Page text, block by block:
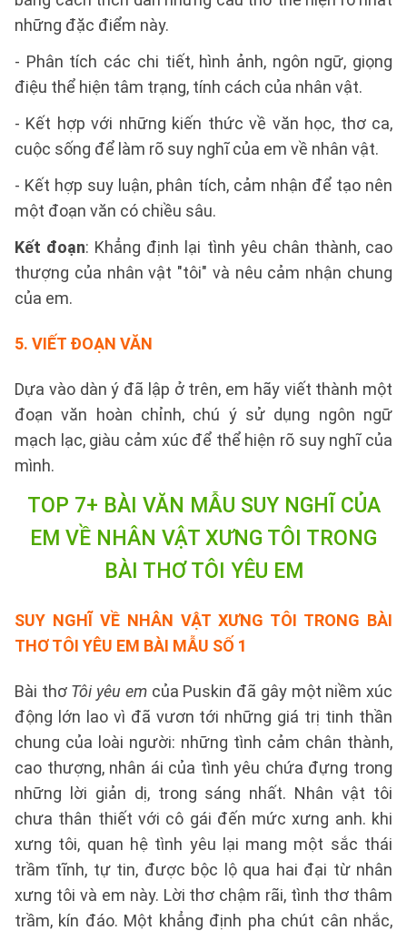
những đặc điểm này.
- Phân tích các chi tiết, hình ảnh, ngôn ngữ, giọng
điệu thể hiện tâm trạng, tính cách của nhân vật.
- Kết hợp với những kiến thức về văn học, thơ ca,
cuộc sống để làm rõ suy nghĩ của em về nhân vật.
- Kết hợp suy luận, phân tích, cảm nhận để tạo nên
một đoạn văn có chiều sâu.
Kết đoạn: Khẳng định lại tình yêu chân thành, cao
thượng của nhân vật "tôi" và nêu cảm nhận chung
của em.
5. VIẾT ĐOẠN VĂN
Dựa vào dàn ý đã lập ở trên, em hãy viết thành một
đoạn văn hoàn chỉnh, chú ý sử dụng ngôn ngữ
mạch lạc, giàu cảm xúc để thể hiện rõ suy nghĩ của
mình.
TOP 7+ BÀI VĂN MẪU SUY NGHĨ CỦA
EM VỀ NHÂN VẬT XƯNG TÔI TRONG
BÀI THƠ TÔI YÊU EM
SUY NGHĨ VỀ NHÂN VẬT XƯNG TÔI TRONG BÀI
THƠ TÔI YÊU EM BÀI MẪU SỐ 1
Bài thơ Tôi yêu emcủa Puskin đã gây một niềm xúc
động lớn lao vì đã vươn tới những giá trị tinh thần
chung của loài người: những tình cảm chân thành,
cao thượng, nhân ái của tình yêu chứa đựng trong
những lời giản dị, trong sáng nhất. Nhân vật tôi
chưa thân thiết với cô gái đến mức xưng anh. khi
xưng tôi, quan hệ tình yêu lại mang một sắc thái
trầm tĩnh, tự tin, được bộc lộ qua hai đại từ nhân
xưng tôi và em này. Lời thơ chậm rãi, tình thơ thâm
trầm, kín đáo. Một khẳng định pha chút cân nhắc,